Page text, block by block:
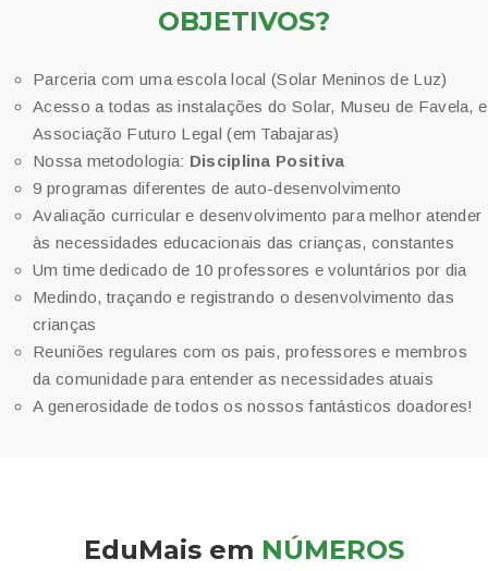
OBJETIVOS?
Parceria com uma escola local (Solar Meninos de Luz)
Acesso a todas as instalações do Solar, Museu de Favela, e
Associação Futuro Legal (em Tabajaras)
Nossa metodologia: Disciplina Positiva
9 programas diferentes de auto-desenvolvimento
Avaliação curricular e desenvolvimento para melhor atender
às necessidades educacionais das crianças, constantes
Um time dedicado de 10 professores e voluntários por dia
Medindo, traçando e registrando o desenvolvimento das
crianças
Reuniões regulares com os pais, professores e membros
da comunidade para entender as necessidades atuais
A generosidade de todos os nossos fantásticos doadores!
EduMais em NÚMEROS